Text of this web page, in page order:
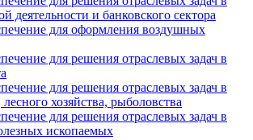
деятельности и банковского сектора
для оформления воздушных
для решения отраслевых задач в
для решения отраслевых задач в
лесного хозяйства, рыболовства
для решения отраслевых задач в
ископаемых